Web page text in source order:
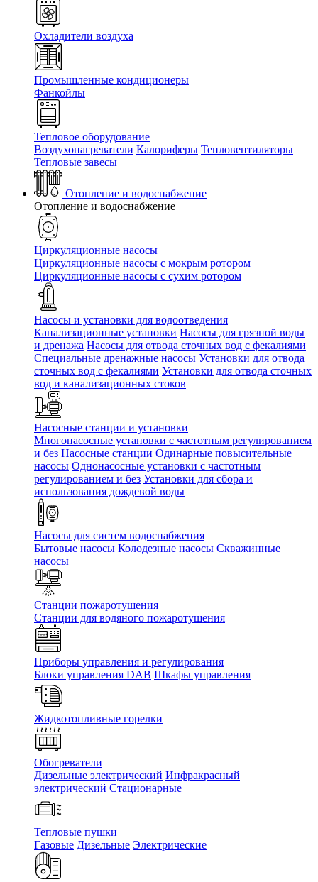
Охладители воздуха
Промышленные кондиционеры
Фанкойлы
Тепловое оборудование
Воздухонагреватели Калориферы Тепловентиляторы
Тепловые завесы
Отопление и водоснабжение
Отопление и водоснабжение
Циркуляционные насосы
Циркуляционные насосы с мокрым ротором
Циркуляционные насосы с сухим ротором
Насосы и установки для водоотведения
Канализационные установки Насосы для грязной воды
и дренажа Насосы для отвода сточных вод c фекалиями
Специальные дренажные насосы Установки для отвода
сточных вод c фекалиями Установки для отвода сточных
вод и канализационных стоков
Насосные станции и установки
Многонасосные установки с частотным регулированием
и без Насосные станции Одинарные повысительные
насосы Однонасосные установки с частотным
регулированием и без Установки для сбора и
использования дождевой воды
Насосы для систем водоснабжения
Бытовые насосы Колодезные насосы Скважинные
насосы
Станции пожаротушения
Станции для водяного пожаротушения
Приборы управления и регулирования
Блоки управления DAB Шкафы управления
Жидкотопливные горелки
Обогреватели
Дизельные электрический Инфракрасный
электрический Стационарные
Тепловые пушки
Газовые Дизельные Электрические